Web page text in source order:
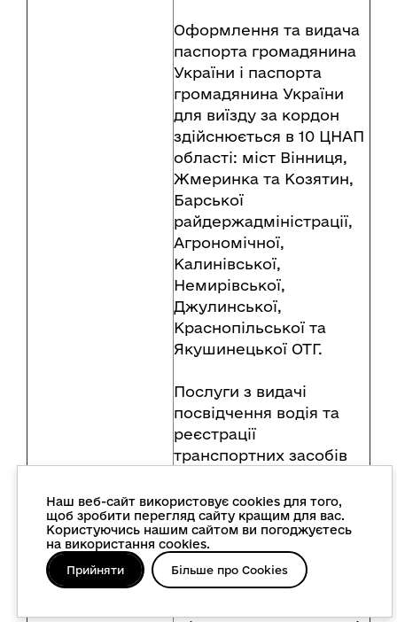
Оформлення та видача
паспорта громадянина
України і паспорта
громадянина України
для виїзду за кордон
здійснюється в 10 ЦНАП
області: міст Вінниця,
Жмеринка та Козятин,
Барської
райдержадміністрації,
Агрономічної,
Калинівської,
Немирівської,
Джулинської,
Краснопільської та
Якушинецької ОТГ.
Послуги з видачі
посвідчення водія та
реєстрації
транспортних засобів
Вінницької та
Калинівської ОТГ.
ЗОВНІШНЬОТОРГОВЕЛЬНА ДІЯЛЬНІСТЬ
Наш веб-сайт використовує cookies для того,
щоб зробити перегляд сайту кращим для вас.
Користуючись нашим сайтом ви погоджуєтесь
на використання cookies.
Прийняти Більше про Cookies